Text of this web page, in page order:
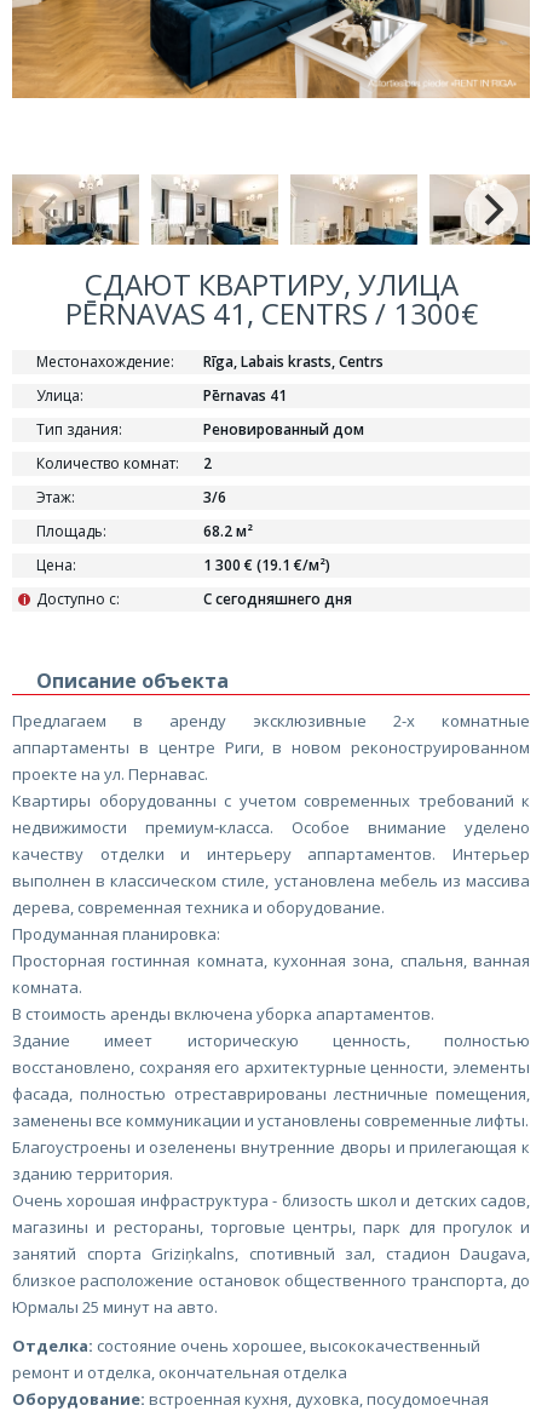
СДАЮТ КВАРТИРУ, УЛИЦА
PĒRNAVAS 41, CENTRS / 1300€
Местонахождение:
Rīga, Labais krasts, Centrs
Улица:
Pērnavas 41
Тип здания:
Реновированный дом
Количество комнат:
2
Этаж:
3/6
Площадь:
68.2 м²
Цена:
1 300 € (19.1 €/м²)
Доступно с:
i С сегодняшнего дня
Описание объекта
Предлагаем в аренду эксклюзивные 2-х комнатные
аппартаменты в центре Риги, в новом реконоструированном
проекте на ул. Пернавас.
Квартиры оборудованны с учетом современных требований к
недвижимости премиум-класса. Особое внимание уделено
качеству отделки и интерьеру аппартаментов. Интерьер
выполнен в классическом стиле, установлена мебель из массива
дерева, современная техника и оборудование.
Продуманная планировка:
Просторная гостинная комната, кухонная зона, спальня, ванная
комната.
В стоимость аренды включена уборка апартаментов.
Здание имеет историческую ценность, полностью
восстановлено, сохраняя его архитектурные ценности, элементы
фасада, полностью отреставрированы лестничные помещения,
заменены все коммуникации и установлены современные лифты.
Благоустроены и озеленены внутренние дворы и прилегающая к
зданию территория.
Очень хорошая инфраструктура - близость школ и детских садов,
магазины и рестораны, торговые центры, парк для прогулок и
занятий спорта Griziņkalns, спотивный зал, стадион Daugava,
близкое расположение остановок общественного транспорта, до
Юрмалы 25 минут на авто.
Отделка: состояние очень хорошее, высококачественный
ремонт и отделка, окончательная отделка
Оборудование: встроенная кухня, духовка, посудомоечная